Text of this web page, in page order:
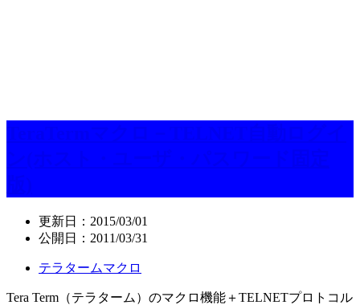
更新日： 2015/03/01
公開日： 2011/03/31
テラタームマクロ
Tera Term（テラターム）のマクロ機能＋TELNETプロトコル